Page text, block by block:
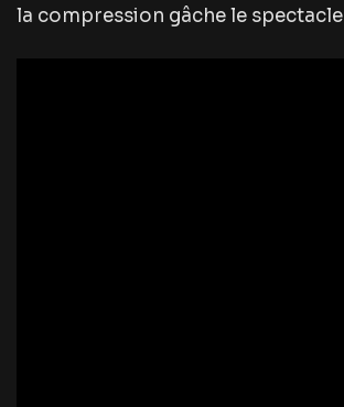
la compression gâche le spectacle